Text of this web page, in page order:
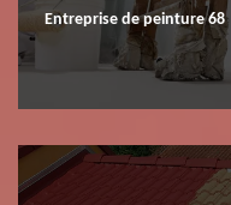
Entreprise de peinture 68